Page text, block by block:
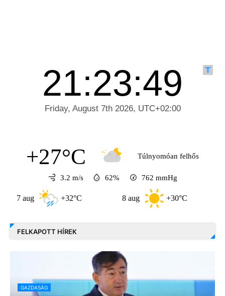
+27°C Túlnyomóan felhős
3.2 m/s 62% 762 mmHg
+32°C +30°C
FELKAPOTT HÍREK
GAZDASÁG